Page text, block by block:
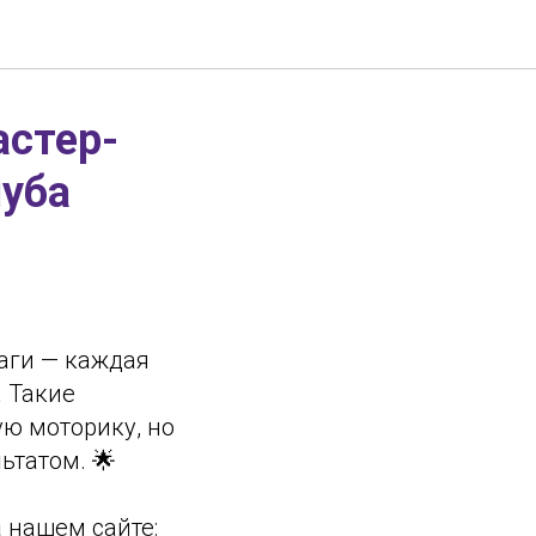
— каждая
Такие
моторику, но
🌟
нашем сайте: